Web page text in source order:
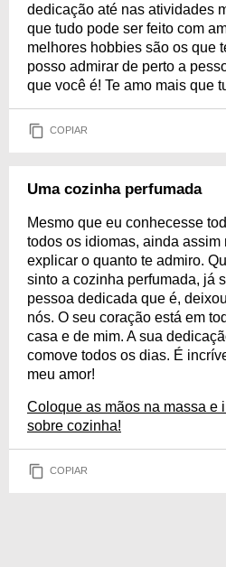
dedicação até nas atividades
que tudo pode ser feito com
melhores hobbies são os que
posso admirar de perto a
que você é! Te amo mais que
COPIAR
Uma cozinha perfumada
Mesmo que eu conhecesse
todos os idiomas, ainda assim
explicar o quanto te admiro.
sinto a cozinha perfumada, já
pessoa dedicada que é,
nós. O seu coração está em
casa e de mim. A sua
comove todos os dias. É
meu amor!
Coloque as mãos na massa e
sobre cozinha!
COPIAR